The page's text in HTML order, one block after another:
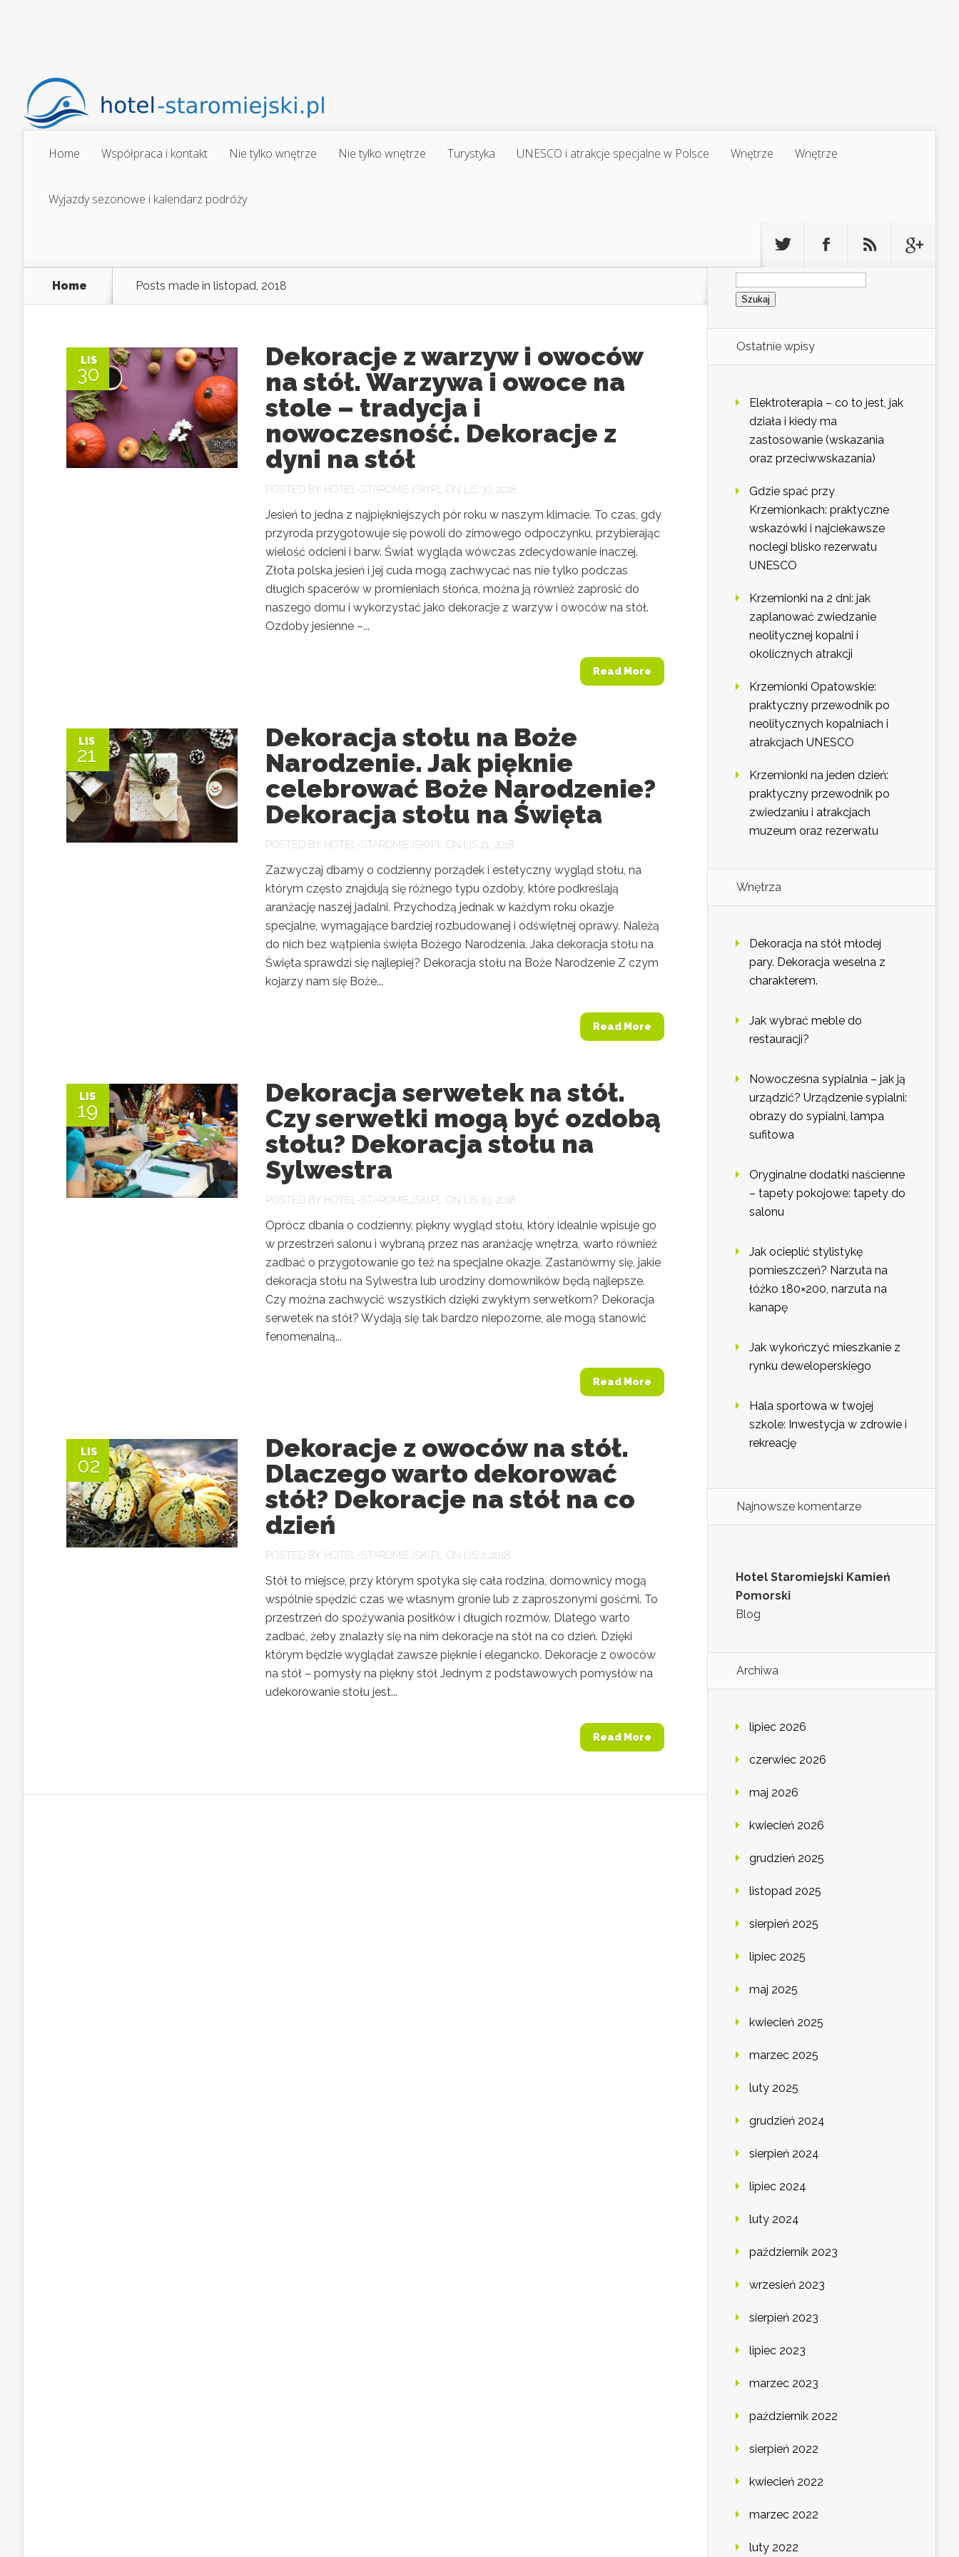
Home Współpraca i kontakt Nie tylko wnętrze Nie tylko wnętrze Turystyka UNESCO i atrakcje specjalne w Polsce Wnętrze Wnętrze
Wyjazdy sezonowe i kalendarz podróży
Home Posts made in listopad, 2018
LIS
30
Dekoracje z warzyw i owoców
na stół. Warzywa i owoce na
stole – tradycja i
nowoczesność. Dekoracje z
dyni na stół
POSTED BY HOTEL-STAROMIEJSKI.PL ON LIS 30, 2018
Jesień to jedna z najpiękniejszych pór roku w naszym klimacie. To czas, gdy
przyroda przygotowuje się powoli do zimowego odpoczynku, przybierając
wielość odcieni i barw. Świat wygląda wówczas zdecydowanie inaczej.
Złota polska jesień i jej cuda mogą zachwycać nas nie tylko podczas
długich spacerów w promieniach słońca, można ją również zaprosić do
naszego domu i wykorzystać jako dekoracje z warzyw i owoców na stół.
Ozdoby jesienne –...
Read More
LIS
21
Dekoracja stołu na Boże
Narodzenie. Jak pięknie
celebrować Boże Narodzenie?
Dekoracja stołu na Święta
POSTED BY HOTEL-STAROMIEJSKI.PL ON LIS 21, 2018
Zazwyczaj dbamy o codzienny porządek i estetyczny wygląd stołu, na
którym często znajdują się różnego typu ozdoby, które podkreślają
aranżację naszej jadalni. Przychodzą jednak w każdym roku okazje
specjalne, wymagające bardziej rozbudowanej i odświętnej oprawy. Należą
do nich bez wątpienia święta Bożego Narodzenia. Jaka dekoracja stołu na
Święta sprawdzi się najlepiej? Dekoracja stołu na Boże Narodzenie Z czym
kojarzy nam się Boże...
Read More
LIS
19
Dekoracja serwetek na stół.
Czy serwetki mogą być ozdobą
stołu? Dekoracja stołu na
Sylwestra
POSTED BY HOTEL-STAROMIEJSKI.PL ON LIS 19, 2018
Oprócz dbania o codzienny, piękny wygląd stołu, który idealnie wpisuje go
w przestrzeń salonu i wybraną przez nas aranżację wnętrza, warto również
zadbać o przygotowanie go też na specjalne okazje. Zastanówmy się, jakie
dekoracja stołu na Sylwestra lub urodziny domowników będą najlepsze.
Czy można zachwycić wszystkich dzięki zwykłym serwetkom? Dekoracja
serwetek na stół? Wydają się tak bardzo niepozorne, ale mogą stanowić
fenomenalną...
Read More
LIS
02
Dekoracje z owoców na stół.
Dlaczego warto dekorować
stół? Dekoracje na stół na co
dzień
POSTED BY HOTEL-STAROMIEJSKI.PL ON LIS 2, 2018
Stół to miejsce, przy którym spotyka się cała rodzina, domownicy mogą
wspólnie spędzić czas we własnym gronie lub z zaproszonymi gośćmi. To
przestrzeń do spożywania posiłków i długich rozmów. Dlatego warto
zadbać, żeby znalazły się na nim dekoracje na stół na co dzień. Dzięki
którym będzie wyglądał zawsze pięknie i elegancko. Dekoracje z owoców
na stół – pomysły na piękny stół Jednym z podstawowych pomysłów na
udekorowanie stołu jest...
Read More
Szukaj:
Ostatnie wpisy
Elektroterapia – co to jest, jak
działa i kiedy ma
zastosowanie (wskazania
oraz przeciwwskazania)
Gdzie spać przy
Krzemionkach: praktyczne
wskazówki i najciekawsze
noclegi blisko rezerwatu
UNESCO
Krzemionki na 2 dni: jak
zaplanować zwiedzanie
neolitycznej kopalni i
okolicznych atrakcji
Krzemionki Opatowskie:
praktyczny przewodnik po
neolitycznych kopalniach i
atrakcjach UNESCO
Krzemionki na jeden dzień:
praktyczny przewodnik po
zwiedzaniu i atrakcjach
muzeum oraz rezerwatu
Wnętrza
Dekoracja na stół młodej
pary. Dekoracja weselna z
charakterem.
Jak wybrać meble do
restauracji?
Nowoczesna sypialnia – jak ją
urządzić? Urządzenie sypialni:
obrazy do sypialni, lampa
sufitowa
Oryginalne dodatki naścienne
– tapety pokojowe: tapety do
salonu
Jak ocieplić stylistykę
pomieszczeń? Narzuta na
łóżko 180×200, narzuta na
kanapę
Jak wykończyć mieszkanie z
rynku deweloperskiego
Hala sportowa w twojej
szkole: Inwestycja w zdrowie i
rekreację
Najnowsze komentarze
Hotel Staromiejski Kamień
Pomorski
Blog
Archiwa
lipiec 2026
czerwiec 2026
maj 2026
kwiecień 2026
grudzień 2025
listopad 2025
sierpień 2025
lipiec 2025
maj 2025
kwiecień 2025
marzec 2025
luty 2025
grudzień 2024
sierpień 2024
lipiec 2024
luty 2024
październik 2023
wrzesień 2023
sierpień 2023
lipiec 2023
marzec 2023
październik 2022
sierpień 2022
kwiecień 2022
marzec 2022
luty 2022